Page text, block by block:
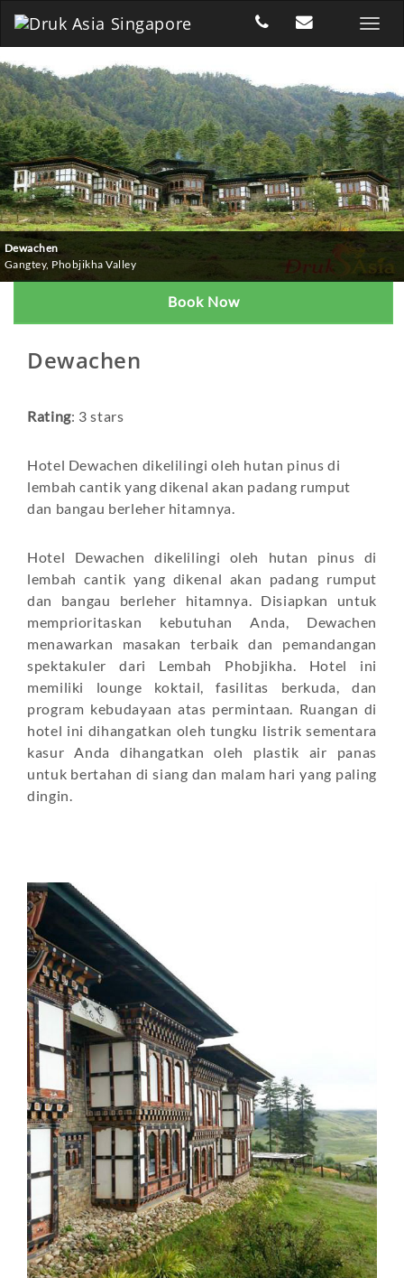
Dewachen
Gangtey, Phobjikha Valley
Book Now
Dewachen
Rating: 3 stars
Hotel Dewachen dikelilingi oleh hutan pinus di
lembah cantik yang dikenal akan padang rumput
dan bangau berleher hitamnya.
Hotel Dewachen dikelilingi oleh hutan pinus di
lembah cantik yang dikenal akan padang rumput
dan bangau berleher hitamnya. Disiapkan untuk
memprioritaskan kebutuhan Anda, Dewachen
menawarkan masakan terbaik dan pemandangan
spektakuler dari Lembah Phobjikha. Hotel ini
memiliki lounge koktail, fasilitas berkuda, dan
program kebudayaan atas permintaan. Ruangan di
hotel ini dihangatkan oleh tungku listrik sementara
kasur Anda dihangatkan oleh plastik air panas
untuk bertahan di siang dan malam hari yang paling
dingin.